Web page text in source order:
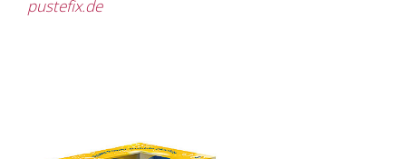
pustefix.de